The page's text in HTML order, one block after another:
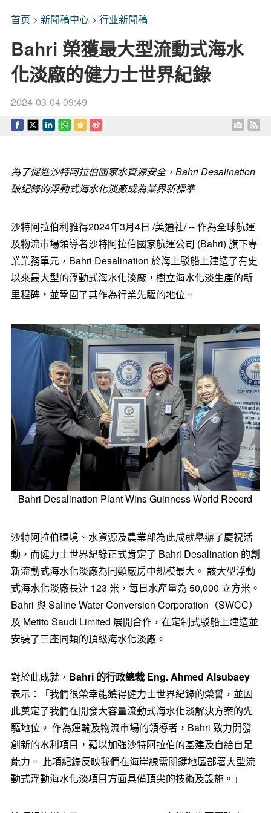
首页 > 新聞稿中心> 行业新聞稿
Bahri 榮獲最大型流動式海水
化淡廠的健力士世界紀錄
2024-03-04 09:49
為了促進沙特阿拉伯國家水資源安全，Bahri Desalination
破紀錄的浮動式海水化淡廠成為業界新標準
沙特阿拉伯利雅得2024年3月4日 /美通社/ -- 作為全球航運
及物流市場領導者沙特阿拉伯國家航運公司 (Bahri) 旗下專
業業務單元，Bahri Desalination 於海上駁船上建造了有史
以來最大型的浮動式海水化淡廠，樹立海水化淡生產的新
里程碑，並鞏固了其作為行業先驅的地位。
Bahri Desalination Plant Wins Guinness World Record
沙特阿拉伯環境、水資源及農業部為此成就舉辦了慶祝活
動，而健力士世界紀錄正式肯定了 Bahri Desalination 的創
新流動式海水化淡廠為同類廠房中規模最大。 該大型浮動
式海水化淡廠長達 123 米，每日水產量為 50,000 立方米。
Bahri 與 Saline Water Conversion Corporation（SWCC）
及 Metito Saudi Limited 展開合作，在定制式駁船上建造並
安裝了三座同類的頂級海水化淡廠。
對於此成就， Bahri 的行政總裁Eng. Ahmed Alsubaey
表示：「我們很榮幸能獲得健力士世界紀錄的榮譽，並因
此奠定了我們在開發大容量流動式海水化淡解決方案的先
驅地位。 作為運輸及物流市場的領導者，Bahri 致力開發
創新的水利項目，藉以加強沙特阿拉伯的基建及自給自足
能力。 此項紀錄反映我們在海岸線需關鍵地區部署大型流
動式浮動海水化淡項目方面具備頂尖的技術及設施。」